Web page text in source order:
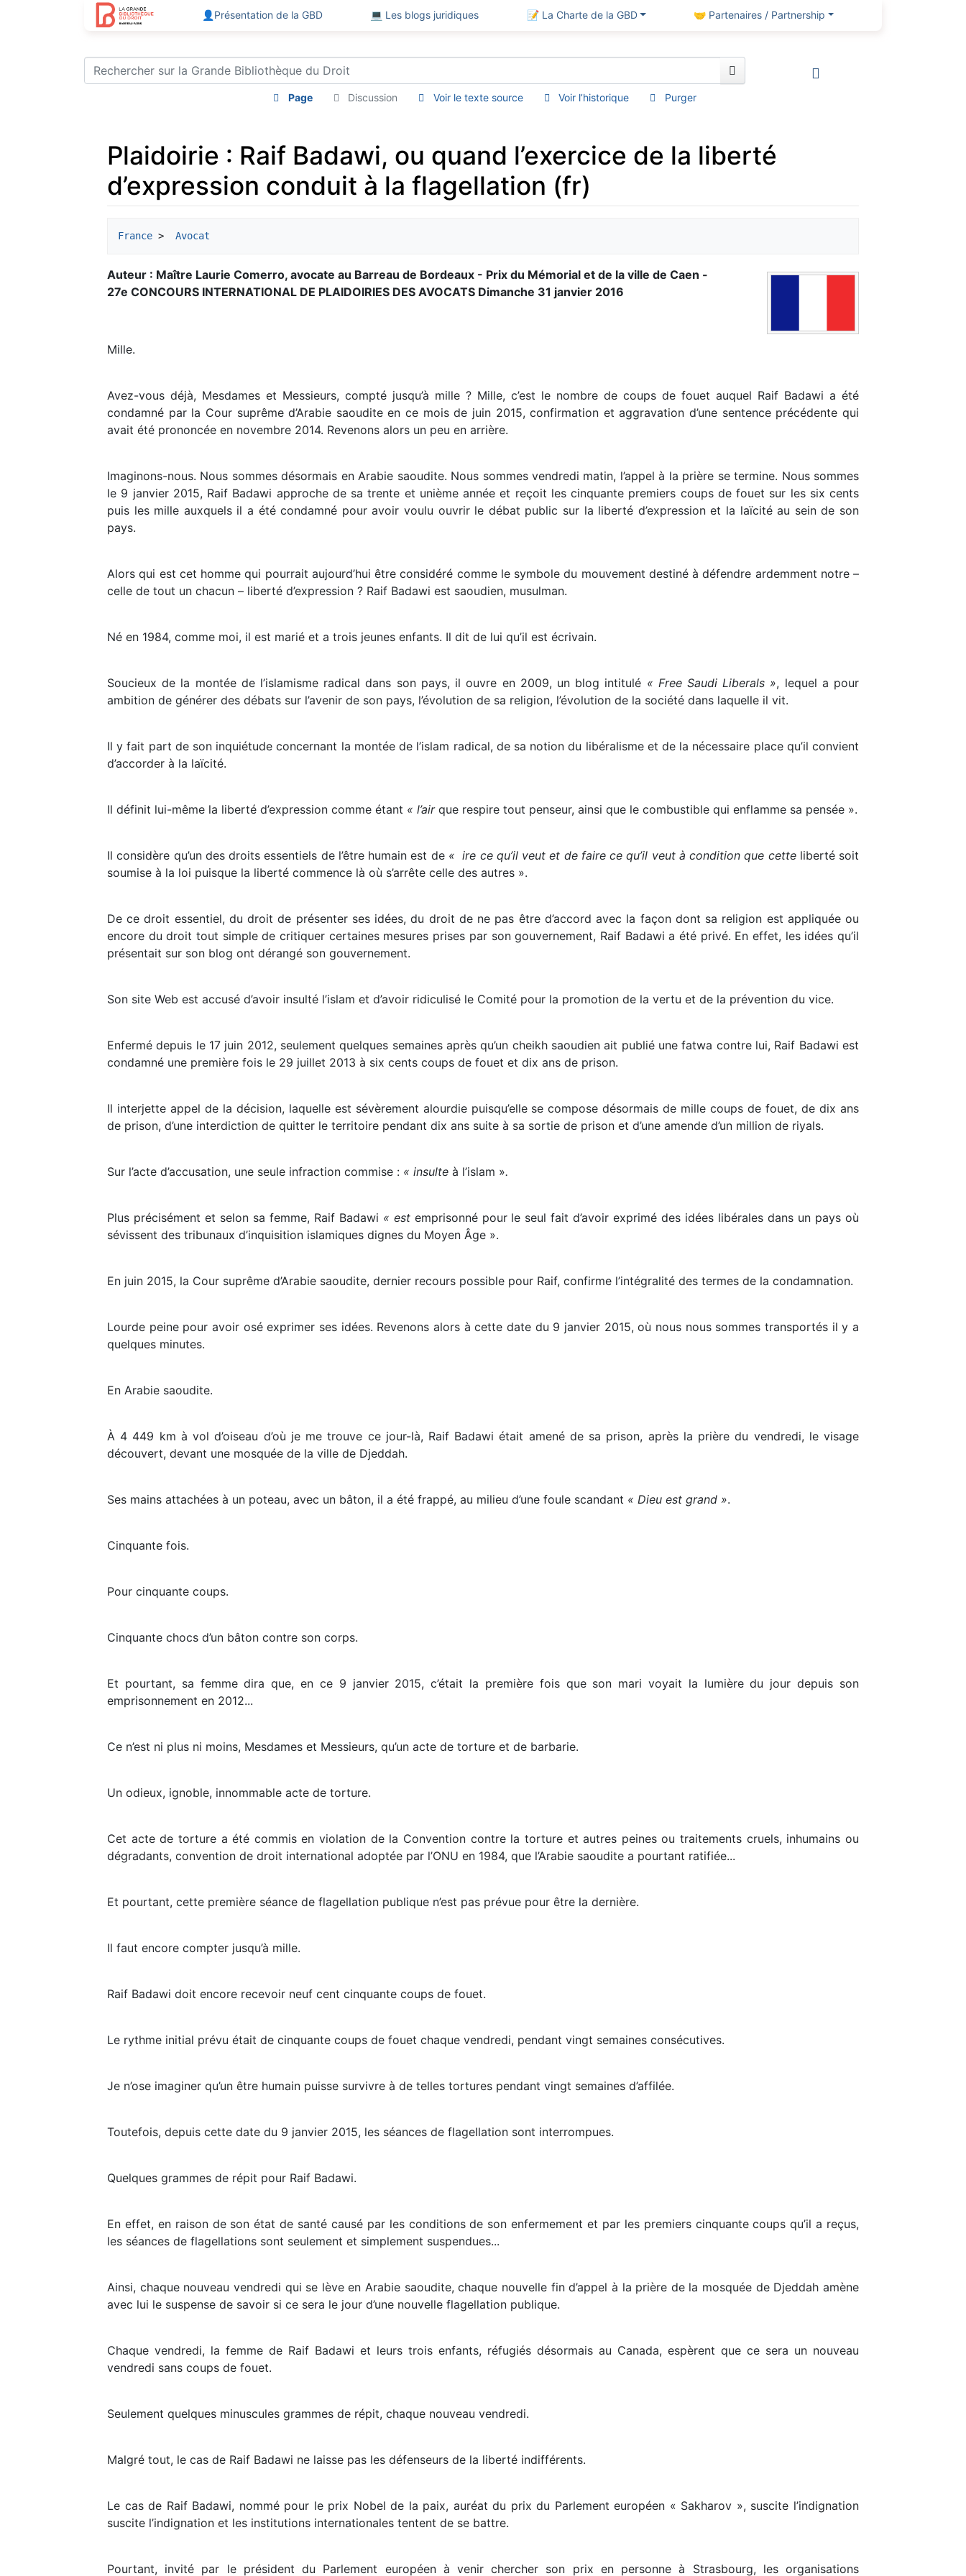
👤Présentation de la GBD 💻 Les blogs juridiques 📝 La Charte de la GBD 🤝 Partenaires / Partnership
Page Discussion Voir le texte source Voir l’historique Purger
Plaidoirie : Raif Badawi, ou quand l’exercice de la liberté
d’expression conduit à la flagellation (fr)
France > Avocat
Auteur : Maître Laurie Comerro, avocate au Barreau de Bordeaux - Prix du Mémorial et de la ville de Caen -
27e CONCOURS INTERNATIONAL DE PLAIDOIRIES DES AVOCATS Dimanche 31 janvier 2016
Mille.
Avez-vous déjà, Mesdames et Messieurs, compté jusqu’à mille ? Mille, c’est le nombre de coups de fouet auquel Raif Badawi a été
condamné par la Cour suprême d’Arabie saoudite en ce mois de juin 2015, confirmation et aggravation d’une sentence précédente qui
avait été prononcée en novembre 2014. Revenons alors un peu en arrière.
Imaginons-nous. Nous sommes désormais en Arabie saoudite. Nous sommes vendredi matin, l’appel à la prière se termine. Nous sommes
le 9 janvier 2015, Raif Badawi approche de sa trente et unième année et reçoit les cinquante premiers coups de fouet sur les six cents
puis les mille auxquels il a été condamné pour avoir voulu ouvrir le débat public sur la liberté d’expression et la laïcité au sein de son
pays.
Alors qui est cet homme qui pourrait aujourd’hui être considéré comme le symbole du mouvement destiné à défendre ardemment notre –
celle de tout un chacun – liberté d’expression ? Raif Badawi est saoudien, musulman.
Né en 1984, comme moi, il est marié et a trois jeunes enfants. Il dit de lui qu’il est écrivain.
Soucieux de la montée de l’islamisme radical dans son pays, il ouvre en 2009, un blog intitulé « Free Saudi Liberals », lequel a pour
ambition de générer des débats sur l’avenir de son pays, l’évolution de sa religion, l’évolution de la société dans laquelle il vit.
Il y fait part de son inquiétude concernant la montée de l’islam radical, de sa notion du libéralisme et de la nécessaire place qu’il convient
d’accorder à la laïcité.
Il définit lui-même la liberté d’expression comme étant « l’air que respire tout penseur, ainsi que le combustible qui enflamme sa pensée ».
Il considère qu’un des droits essentiels de l’être humain est de « ire ce qu’il veut et de faire ce qu’il veut à condition que cette liberté soit
soumise à la loi puisque la liberté commence là où s’arrête celle des autres ».
De ce droit essentiel, du droit de présenter ses idées, du droit de ne pas être d’accord avec la façon dont sa religion est appliquée ou
encore du droit tout simple de critiquer certaines mesures prises par son gouvernement, Raif Badawi a été privé. En effet, les idées qu’il
présentait sur son blog ont dérangé son gouvernement.
Son site Web est accusé d’avoir insulté l’islam et d’avoir ridiculisé le Comité pour la promotion de la vertu et de la prévention du vice.
Enfermé depuis le 17 juin 2012, seulement quelques semaines après qu’un cheikh saoudien ait publié une fatwa contre lui, Raif Badawi est
condamné une première fois le 29 juillet 2013 à six cents coups de fouet et dix ans de prison.
Il interjette appel de la décision, laquelle est sévèrement alourdie puisqu’elle se compose désormais de mille coups de fouet, de dix ans
de prison, d’une interdiction de quitter le territoire pendant dix ans suite à sa sortie de prison et d’une amende d’un million de riyals.
Sur l’acte d’accusation, une seule infraction commise : « insulte à l’islam ».
Plus précisément et selon sa femme, Raif Badawi « est emprisonné pour le seul fait d’avoir exprimé des idées libérales dans un pays où
sévissent des tribunaux d’inquisition islamiques dignes du Moyen Âge ».
En juin 2015, la Cour suprême d’Arabie saoudite, dernier recours possible pour Raif, confirme l’intégralité des termes de la condamnation.
Lourde peine pour avoir osé exprimer ses idées. Revenons alors à cette date du 9 janvier 2015, où nous nous sommes transportés il y a
quelques minutes.
En Arabie saoudite.
À 4 449 km à vol d’oiseau d’où je me trouve ce jour-là, Raif Badawi était amené de sa prison, après la prière du vendredi, le visage
découvert, devant une mosquée de la ville de Djeddah.
Ses mains attachées à un poteau, avec un bâton, il a été frappé, au milieu d’une foule scandant « Dieu est grand ».
Cinquante fois.
Pour cinquante coups.
Cinquante chocs d’un bâton contre son corps.
Et pourtant, sa femme dira que, en ce 9 janvier 2015, c’était la première fois que son mari voyait la lumière du jour depuis son
emprisonnement en 2012...
Ce n’est ni plus ni moins, Mesdames et Messieurs, qu’un acte de torture et de barbarie.
Un odieux, ignoble, innommable acte de torture.
Cet acte de torture a été commis en violation de la Convention contre la torture et autres peines ou traitements cruels, inhumains ou
dégradants, convention de droit international adoptée par l’ONU en 1984, que l’Arabie saoudite a pourtant ratifiée...
Et pourtant, cette première séance de flagellation publique n’est pas prévue pour être la dernière.
Il faut encore compter jusqu’à mille.
Raif Badawi doit encore recevoir neuf cent cinquante coups de fouet.
Le rythme initial prévu était de cinquante coups de fouet chaque vendredi, pendant vingt semaines consécutives.
Je n’ose imaginer qu’un être humain puisse survivre à de telles tortures pendant vingt semaines d’affilée.
Toutefois, depuis cette date du 9 janvier 2015, les séances de flagellation sont interrompues.
Quelques grammes de répit pour Raif Badawi.
En effet, en raison de son état de santé causé par les conditions de son enfermement et par les premiers cinquante coups qu’il a reçus,
les séances de flagellations sont seulement et simplement suspendues...
Ainsi, chaque nouveau vendredi qui se lève en Arabie saoudite, chaque nouvelle fin d’appel à la prière de la mosquée de Djeddah amène
avec lui le suspense de savoir si ce sera le jour d’une nouvelle flagellation publique.
Chaque vendredi, la femme de Raif Badawi et leurs trois enfants, réfugiés désormais au Canada, espèrent que ce sera un nouveau
vendredi sans coups de fouet.
Seulement quelques minuscules grammes de répit, chaque nouveau vendredi.
Malgré tout, le cas de Raif Badawi ne laisse pas les défenseurs de la liberté indifférents.
Le cas de Raif Badawi, nommé pour le prix Nobel de la paix, auréat du prix du Parlement européen « Sakharov », suscite l’indignation
suscite l’indignation et les institutions internationales tentent de se battre.
Pourtant, invité par le président du Parlement européen à venir chercher son prix en personne à Strasbourg, les organisations